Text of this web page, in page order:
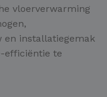
vloerverwarming
installatiegemak
efficiëntie te